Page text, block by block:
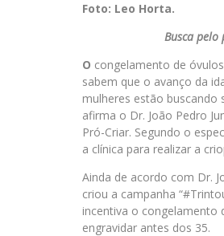
Foto: Leo Horta.
Busca
O congelamento de
sabem que o avanço da
mulheres estão buscando
afirma o Dr. João Pedro
Pró-Criar. Segundo o
a clínica para realizar a
Ainda de acordo com Dr.
criou a campanha
incentiva o congelamento
engravidar antes dos 35.